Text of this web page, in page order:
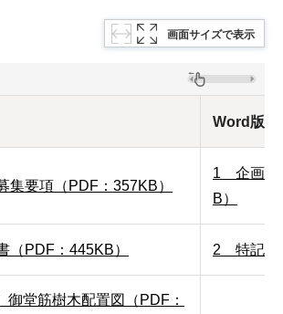
画面サイズで表示
Word版
要項（PDF：357KB）
1 企画提
B）
PDF：445KB） 2 特記仕
堂筋樹木配置図（PDF：